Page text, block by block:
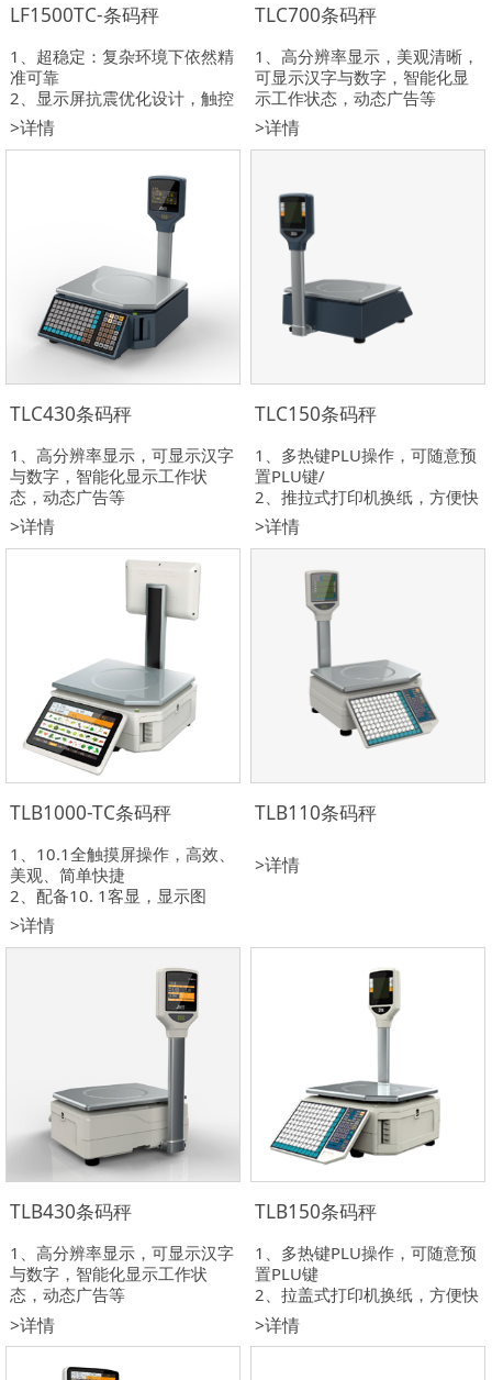
LF1500TC-条码秤
1、超稳定：复杂环境下依然精
准可靠
2、显示屏抗震优化设计，触控
灵敏精准
3、纯平触摸屏，不易刮伤、
>详情
TLC700条码秤
1、高分辨率显示，美观清晰，
可显示汉字与数字，智能化显
示工作状态，动态广告等
2、三种打印模式，三种销售模
式，按压式换纸，方便快捷
快速设置
>详情
TLC430条码秤
1、高分辨率显示，可显示汉字
与数字，智能化显示工作状
态，动态广告等
2、三种打印模式，三种收银模
式，按压式换纸，方便快捷
3、具备标签秤、收银秤和合计
>详情
TLC150条码秤
1、多热键PLU操作，可随意预
置PLU键/
2、推拉式打印机换纸，方便快
捷
3、自动称重，可间隔累计销
>详情
TLB1000-TC条码秤
1、10.1全触摸屏操作，高效、
美观、简单快捷
2、配备10. 1客显，显示图
片，动态广告与销售信息
3、主显与客显位置采用上下分
>详情
TLB110条码秤
>详情
TLB430条码秤
1、高分辨率显示，可显示汉字
与数字，智能化显示工作状
态，动态广告等
2、三种打印模式可切换，按压
式换纸，方便快捷
>详情
TLB150条码秤
1、多热键PLU操作，可随意预
置PLU键
2、拉盖式打印机换纸，方便快
捷
3、自动称重，可间隔累计销售
>详情